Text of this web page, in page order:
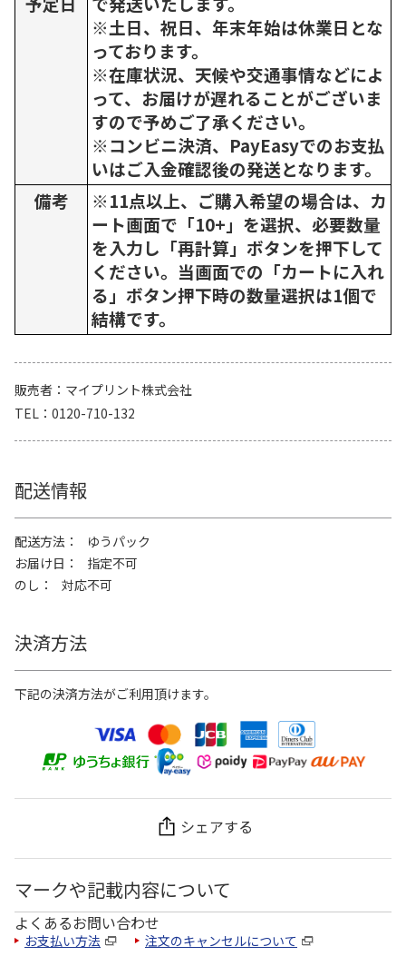
※土日、祝日、年末年始は休業日とな
っております。
※在庫状況、天候や交通事情などによ
って、お届けが遅れることがございま
すので予めご了承ください。
※コンビニ決済、PayEasyでのお支払
いはご入金確認後の発送となります。
備考
※11点以上、ご購入希望の場合は、カ
ート画面で「10+」を選択、必要数量
を入力し「再計算」ボタンを押下して
ください。当画面での「カートに入れ
る」ボタン押下時の数量選択は1個で
結構です。
販売者
マイプリント株式会社
TEL
0120-710-132
配送情報
配送方法
ゆうパック
お届け日
指定不可
のし
対応不可
決済方法
下記の決済方法がご利用頂けます。
シェアする
マークや記載内容について
よくあるお問い合わせ
お支払い方法 注文のキャンセルについて